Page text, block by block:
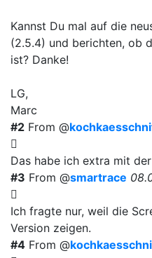
Kannst Du mal auf die
(2.5.4) und berichten, ob
ist? Danke!
LG,
Marc
#2 From @
Das habe ich extra mit
#3 From @smartrace
Ich fragte nur, weil die
Version zeigen.
#4 From @